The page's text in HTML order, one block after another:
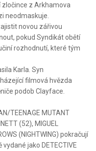
zločince z Arkhamova
neodmaskuje.
novou zářivou
pokud Syndikát obětí
rozhodnutí, které tým
Karla. Syn
filmová hvězda
podob Clayface.
TEENAGE MUTANT
(52), MIGUEL
(NIGHTWING) pokračují
jako DETECTIVE